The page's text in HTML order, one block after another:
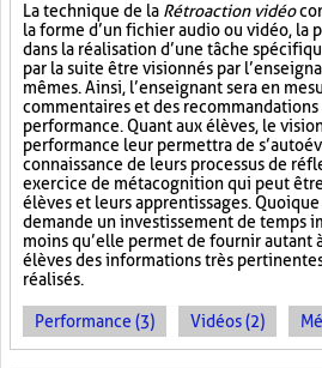
La technique de la Rétroaction vidéo
la forme d’un fichier audio ou vidéo, la
dans la réalisation d’une tâche
par la suite être visionnés par
mêmes. Ainsi, l’enseignant sera en
commentaires et des
performance. Quant aux élèves, le
performance leur permettra de
connaissance de leurs processus de
exercice de métacognition qui peut
élèves et leurs apprentissages.
demande un investissement de temps
moins qu’elle permet de fournir autant
élèves des informations très
réalisés.
Performance (3) Vidéos (2)